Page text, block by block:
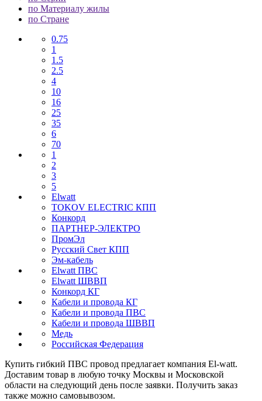
по Материалу жилы
по Стране
0.75
1
1.5
2.5
4
10
16
25
35
6
70
1
2
3
5
Elwatt
TOKOV ELECTRIC КПП
Конкорд
ПАРТНЕР-ЭЛЕКТРО
ПромЭл
Русский Свет КПП
Эм-кабель
Elwatt ПВС
Elwatt ШВВП
Конкорд КГ
Кабели и провода КГ
Кабели и провода ПВС
Кабели и провода ШВВП
Медь
Российская Федерация
Купить гибкий ПВС провод предлагает компания El-watt.
Доставим товар в любую точку Москвы и Московской
области на следующий день после заявки. Получить заказ
также можно самовывозом.